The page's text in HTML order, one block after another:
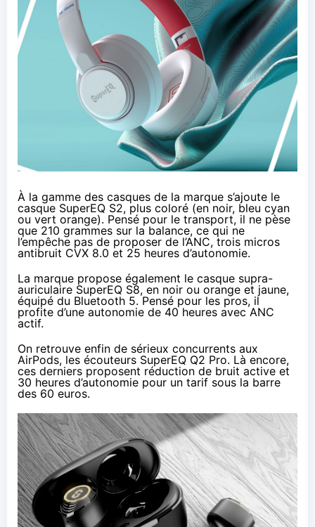
À la gamme des casques de la marque s’ajoute le
casque SuperEQ S2, plus coloré (en noir, bleu cyan
ou vert orange). Pensé pour le transport, il ne pèse
que 210 grammes sur la balance, ce qui ne
l’empêche pas de proposer de l’ANC, trois micros
antibruit CVX 8.0 et 25 heures d’autonomie.
La marque propose également le casque supra-
auriculaire SuperEQ S8, en noir ou orange et jaune,
équipé du Bluetooth 5. Pensé pour les pros, il
profite d’une autonomie de 40 heures avec ANC
actif.
On retrouve enfin de sérieux concurrents aux
AirPods, les écouteurs SuperEQ Q2 Pro. Là encore,
ces derniers proposent réduction de bruit active et
30 heures d’autonomie pour un tarif sous la barre
des 60 euros.